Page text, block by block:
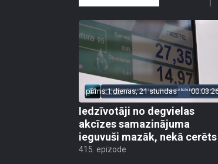
pirms 1 dienas, 21 stundas
Iedzīvotāji no degvielas
akcīzes samazinājuma
ieguvuši mazāk, nekā cerēts
415. epizode